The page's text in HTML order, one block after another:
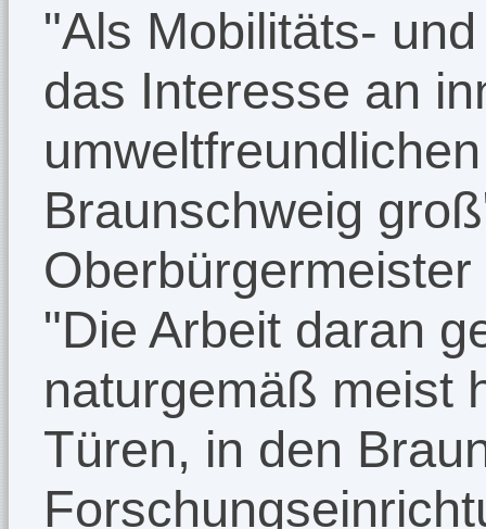
"Als Mobilitäts-
das Interesse an
Braunschweig
"Die Arbeit daran
naturgemäß meist
Türen, in den